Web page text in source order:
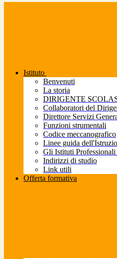
Istituto
Benvenuti
La storia
DIRIGENTE
Collaboratori del
Direttore Servizi
Funzioni strumentali
Codice meccanografico
Linee guida
Gli Istituti
Indirizzi di studio
Link utili
Offerta formativa